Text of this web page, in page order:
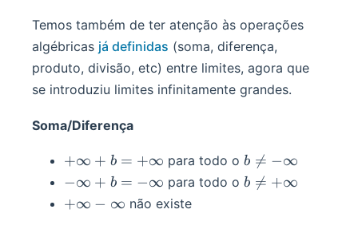
Temos também de ter atenção às operações
algébricas já definidas (soma, diferença,
produto, divisão, etc) entre limites, agora que
se introduziu limites infinitamente grandes.
Soma/Diferença
+\infin
+b=+\infin
+∞ + b = +∞ para todo ob\ne-
\infin
b 
= −∞
-
\infin
−∞ + b = −∞ para todo ob\ne+\infin
b 
= +∞
+\infin-
+∞ − ∞ não existe